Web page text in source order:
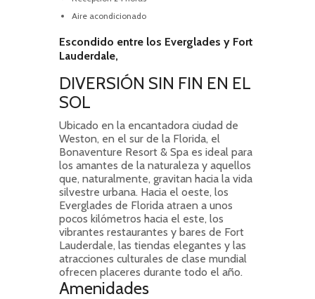
Aire acondicionado
Escondido entre los Everglades y Fort
Lauderdale,
DIVERSIÓN SIN FIN EN EL
SOL
Ubicado en la encantadora ciudad de
Weston, en el sur de la Florida, el
Bonaventure Resort & Spa es ideal para
los amantes de la naturaleza y aquellos
que, naturalmente, gravitan hacia la vida
silvestre urbana. Hacia el oeste, los
Everglades de Florida atraen a unos
pocos kilómetros hacia el este, los
vibrantes restaurantes y bares de Fort
Lauderdale, las tiendas elegantes y las
atracciones culturales de clase mundial
ofrecen placeres durante todo el año.
Amenidades